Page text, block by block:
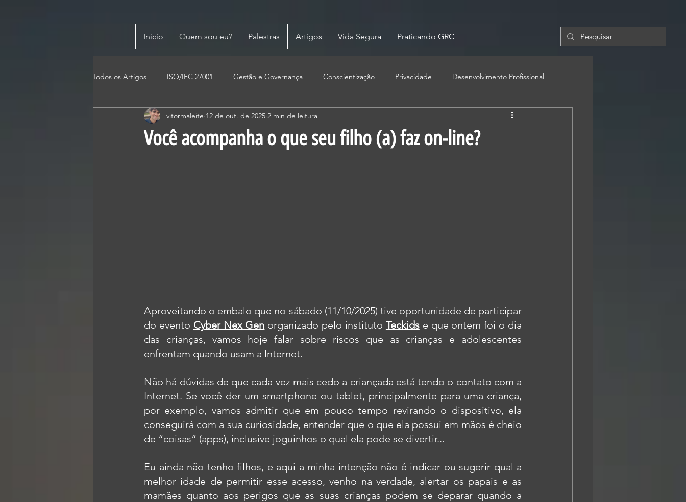
Início Quem sou eu? Palestras Artigos Vida Segura Praticando GRC
Todos os Artigos ISO/IEC 27001 Gestão e Governança Conscientização Privacidade Desenvolvimento Profissional
Você acompanha o que seu filho (a) faz on-line?
vitormaleite 12 de out. de 2025 2 min de leitura
Aproveitando o embalo que no sábado (11/10/2025) tive oportunidade de participar
do evento Cyber Nex Gen organizado pelo instituto Teckids e que ontem foi o dia
das crianças, vamos hoje falar sobre riscos que as crianças e adolescentes
enfrentam quando usam a Internet.
Não há dúvidas de que cada vez mais cedo a criançada está tendo o contato com a
Internet. Se você der um smartphone ou tablet, principalmente para uma criança,
por exemplo, vamos admitir que em pouco tempo revirando o dispositivo, ela
conseguirá com a sua curiosidade, entender que o que ela possui em mãos é cheio
de “coisas” (apps), inclusive joguinhos o qual ela pode se divertir...
Eu ainda não tenho filhos, e aqui a minha intenção não é indicar ou sugerir qual a
melhor idade de permitir esse acesso, venho na verdade, alertar os papais e as
mamães quanto aos perigos que as suas crianças podem se deparar quando a